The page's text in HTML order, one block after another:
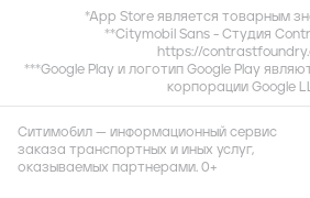
*App Store является товарным
**Citymobil Sans - Студия
https://
***Google Play и логотип Google Play
корпорации Google
Ситимобил — информационный сервис
заказа транспортных и иных услуг,
оказываемых партнерами. 0+